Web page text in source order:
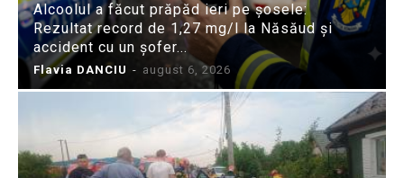
Alcoolul a făcut prăpăd ieri pe șosele:
Rezultat record de 1,27 mg/l la Năsăud și
accident cu un șofer...
Flavia DANCIU - august 6, 2026